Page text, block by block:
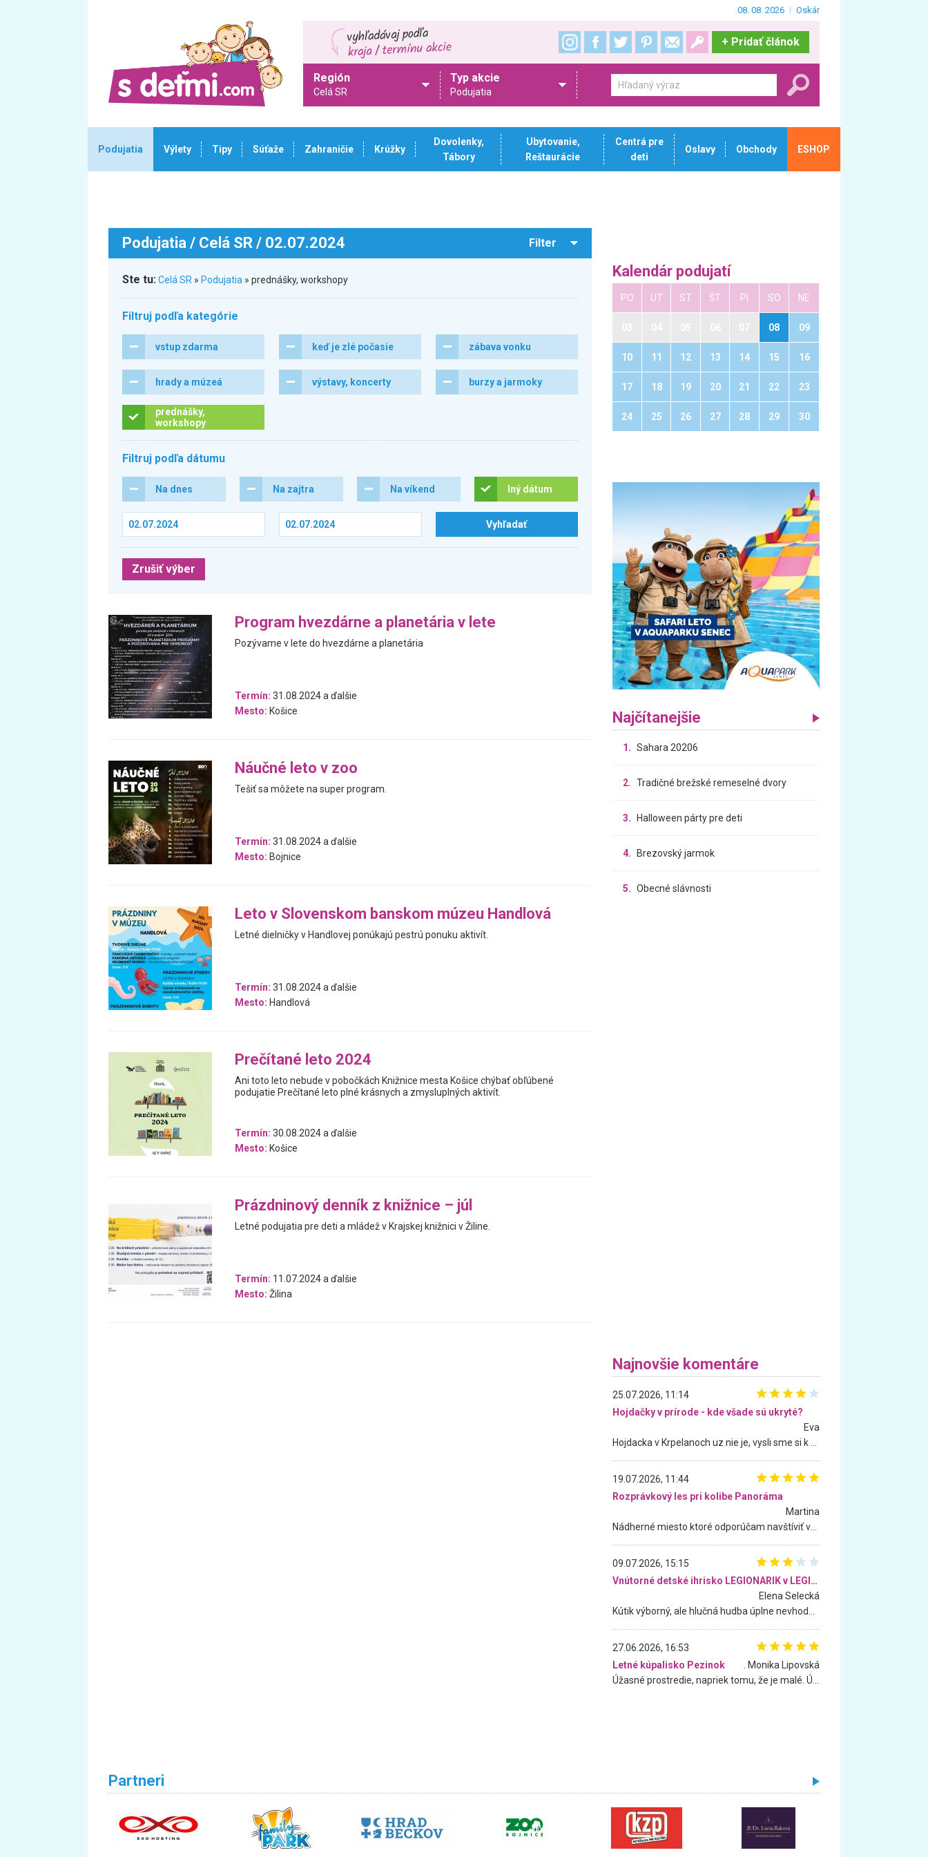
08. 08. 2026 Oskár
+ Pridať článok
Región
Celá SR
Typ akcie
Podujatia
Podujatia Výlety Tipy Súťaže Zahraničie Krúžky
Dovolenky,
Tábory
Ubytovanie,
Reštaurácie
Centrá pre
deti
Oslavy Obchody ESHOP
Podujatia / Celá SR / 02.07.2024 Filter
Ste tu:Celá SR » Podujatia » prednášky, workshopy
Filtruj podľa kategórie
vstup zdarma keď je zlé počasie zábava vonku
hrady a múzeá výstavy, koncerty burzy a jarmoky
prednášky,
workshopy
Filtruj podľa dátumu
Na dnes Na zajtra Na víkend Iný dátum
Zrušiť výber
Program hvezdárne a planetária v lete
Pozývame v lete do hvezdárne a planetária
Termín: 31.08.2024 a ďalšie
Mesto: Košice
Náučné leto v zoo
Tešiť sa môžete na super program.
Termín: 31.08.2024 a ďalšie
Mesto: Bojnice
Leto v Slovenskom banskom múzeu Handlová
Letné dielničky v Handlovej ponúkajú pestrú ponuku aktivít.
Termín: 31.08.2024 a ďalšie
Mesto: Handlová
Prečítané leto 2024
Ani toto leto nebude v pobočkách Knižnice mesta Košice chýbať obľúbené
podujatie Prečítané leto plné krásnych a zmysluplných aktivít.
Termín: 30.08.2024 a ďalšie
Mesto: Košice
Prázdninový denník z knižnice – júl
Letné podujatia pre deti a mládež v Krajskej knižnici v Žiline.
Termín: 11.07.2024 a ďalšie
Mesto: Žilina
Kalendár podujatí
PO UT ST ŠT PI SO NE
08 09
10 11 12 13 14 15 16
17 18 19 20 21 22 23
24 25 26 27 28 29 30
Najčítanejšie
1. Sahara 20206
2. Tradičné brežské remeselné dvory
3. Halloween párty pre deti
4. Brezovský jarmok
5. Obecné slávnosti
Najnovšie komentáre
25.07.2026, 11:14
Hojdačky v prírode - kde všade sú ukryté?
Eva
19.07.2026, 11:44
Rozprávkový les pri kolibe Panoráma
Martina
09.07.2026, 15:15
Vnútorné detské ihrisko LEGIONARIK v LEGIA Fitness
Elena Selecká
27.06.2026, 16:53
Letné kúpalisko Pezinok
. Monika Lipovská
Partneri